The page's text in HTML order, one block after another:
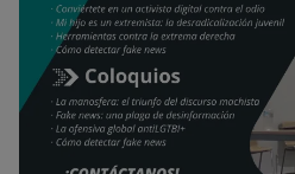
Rechazar cookies